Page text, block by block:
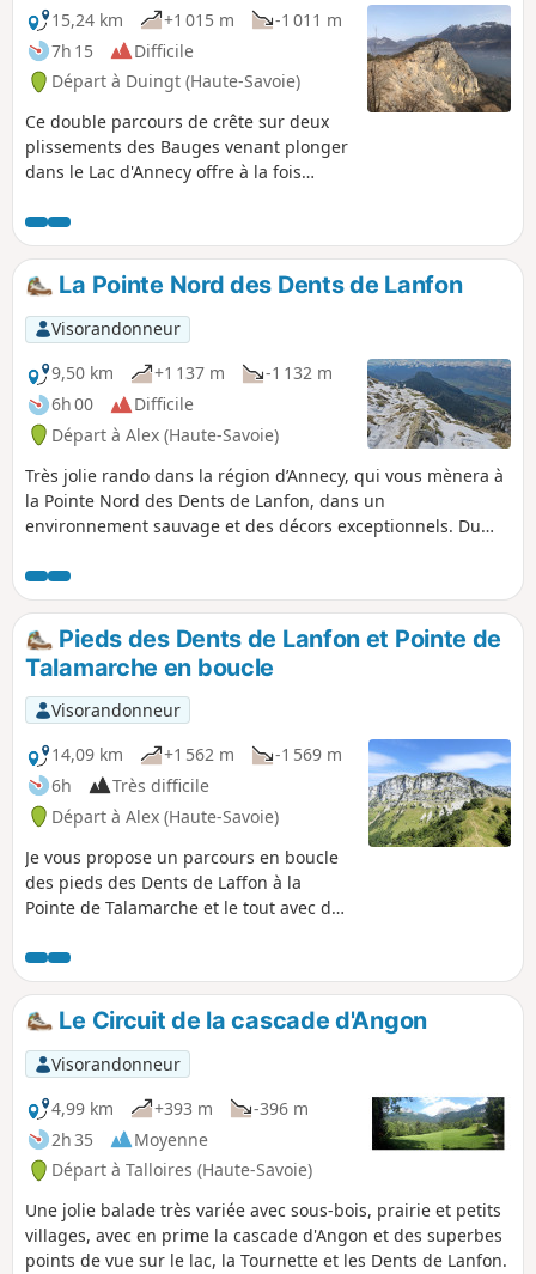
15,24 km +1 015 m
-1 011 m
7h 15
Difficile
Départ à Duingt (Haute-Savoie)
Ce double parcours de crête sur deux
plissements des Bauges venant plonger
dans le Lac d'Annecy offre à la fois
de vues exceptionnelles sur le lac et les
montagnes l'entourant. La Tournette
notamment est omniprésente toute la
journée.La Pointe Nord des Dents de Lanfon
Visorandonneur
9,50 km
+1 137 m
-1 132 m
6h 00
Difficile
Départ à Alex (Haute-Savoie)
Très jolie rando dans la région d’Annecy, qui vous mènera à
la Pointe Nord des Dents de Lanfon, dans un
environnement sauvage et des décors exceptionnels. Du
Tête à Turpin et les Grandes Lanches (Dent du
Cruet).Attention: un casque est conseillé, risque de chutes
de pierres.
Pieds des Dents de Lanfon et Pointe de
Talamarche en boucle
Visorandonneur
14,09 km
+1 562 m
-1 569 m
6h
Très difficile
Départ à Alex (Haute-Savoie)
Je vous propose un parcours en boucle
des pieds des Dents de Laffon à la
Pointe de Talamarche et le tout avec de
rencontrées sur 2 secteurs :- sous les
Dents de Lanfon dans le pierrier :
orientation moyenne dans un secteur
exposé aux chutes de pierres.- accès au
Trou de la Chapelle : passages équipés
de chaines et d'échelons,Une lampe est
fortement conseillée pour la traversée
de la Grotte de la Chapelle. Ce parcours
est à réaliser de préférence en dehors
des périodes de présence de neige et
idéalement sur un terrain sec.Bien lire
les Infos pratiques.3 variantes sont
proposées : à lire également les infos
Le Circuit de la cascade d'Angon
Visorandonneur
4,99 km
+393 m
-396 m
2h 35
Moyenne
Départ à Talloires (Haute-Savoie)
Une jolie balade très variée avec sous-bois, prairie et petits
villages, avec en prime la cascade d'Angon et des superbes
points de vue sur le lac, la Tournette et les Dents de Lanfon.